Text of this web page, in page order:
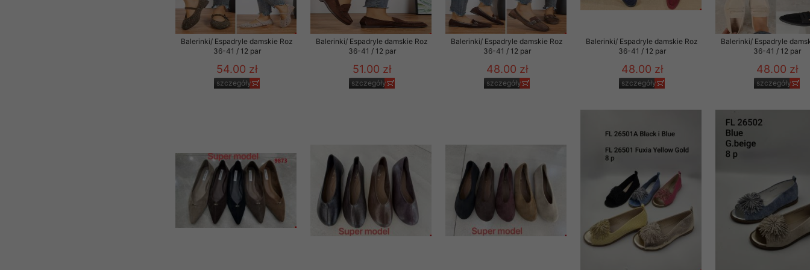
Balerinki/ Espadryle damskie Roz
36-41 / 12 par
54.00 zł
szczegóły
Balerinki/ Espadryle damskie Roz
36-41 / 12 par
51.00 zł
szczegóły
Balerinki/ Espadryle damskie Roz
36-41 / 12 par
48.00 zł
szczegóły
Balerinki/ Espadryle damskie Roz
36-41 / 12 par
48.00 zł
szczegóły
Balerinki/ Espadryle
36-41 / 12 par
48.00 zł
szczegóły